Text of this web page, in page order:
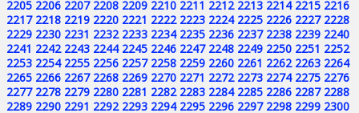
2205 2206 2207 2208 2209 2210 2211 2212 2213 2214 2215 2216
2217 2218 2219 2220 2221 2222 2223 2224 2225 2226 2227 2228
2229 2230 2231 2232 2233 2234 2235 2236 2237 2238 2239 2240
2241 2242 2243 2244 2245 2246 2247 2248 2249 2250 2251 2252
2253 2254 2255 2256 2257 2258 2259 2260 2261 2262 2263 2264
2265 2266 2267 2268 2269 2270 2271 2272 2273 2274 2275 2276
2277 2278 2279 2280 2281 2282 2283 2284 2285 2286 2287 2288
2289 2290 2291 2292 2293 2294 2295 2296 2297 2298 2299 2300